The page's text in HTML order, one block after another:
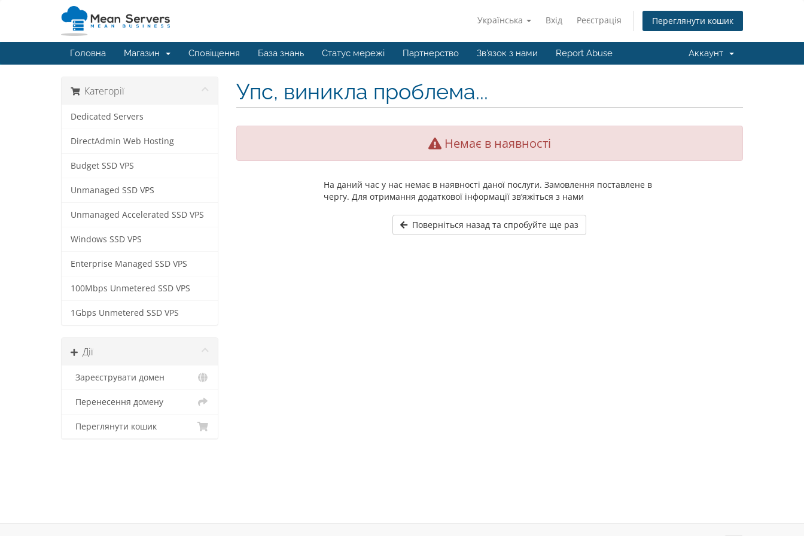
Українська Вхід Реєстрація Переглянути кошик
Головна Магазин Сповіщення База знань Статус мережі Партнерство Зв'язок з нами Report Abuse Аккаунт
Категорії
Dedicated Servers
DirectAdmin Web Hosting
Budget SSD VPS
Unmanaged SSD VPS
Unmanaged Accelerated SSD VPS
Windows SSD VPS
Enterprise Managed SSD VPS
100Mbps Unmetered SSD VPS
1Gbps Unmetered SSD VPS
Дії
Зареєструвати домен
Перенесення домену
Переглянути кошик
Упс, виникла проблема...
Немає в наявності
На даний час у нас немає в наявності даної послуги. Замовлення поставлене в
чергу. Для отримання додаткової інформації зв’яжіться з нами
Поверніться назад та спробуйте ще раз